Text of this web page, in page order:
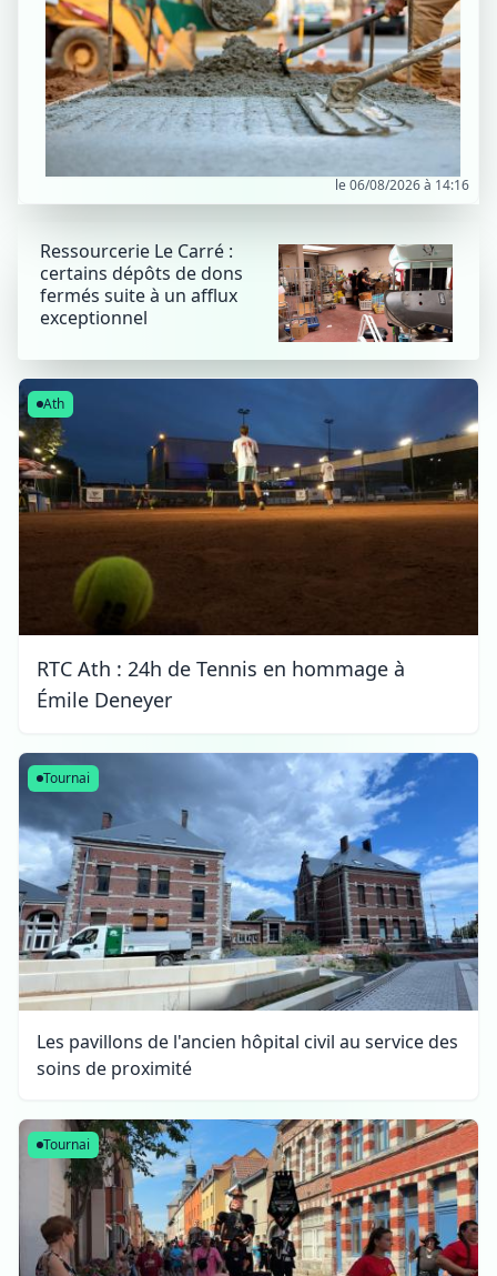
le 06/08/2026 à 14:16
Ressourcerie Le Carré :
certains dépôts de dons
fermés suite à un afflux
exceptionnel
Ath
RTC Ath : 24h de Tennis en hommage à
Émile Deneyer
Tournai
Les pavillons de l'ancien hôpital civil au service des
soins de proximité
Tournai